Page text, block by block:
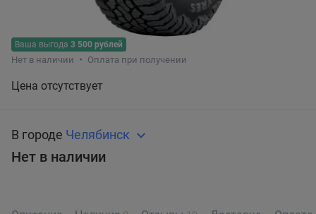
Ваша выгода 3 500 рублей
Нет в наличии Оплата при получении
Цена отсутствует
В городе Челябинск
Нет в наличии